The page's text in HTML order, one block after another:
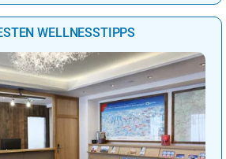
WELLNESSTIPPS